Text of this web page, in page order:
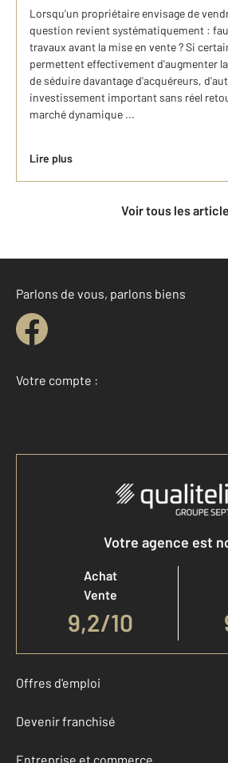
Lorsqu'un propriétaire envisage de
question revient systématiquement :
travaux avant la mise en vente ? Si
permettent effectivement d'augmenter
de séduire davantage d'acquéreurs,
investissement important sans réel
marché dynamique ...
Lire plus
Voir tous les
Parlons de vous, parlons biens
Votre compte :
Accéder à mon
Votre agence est
Achat
Vente
9,2/10
Offres d'emploi
Devenir franchisé
Entreprise et commerce